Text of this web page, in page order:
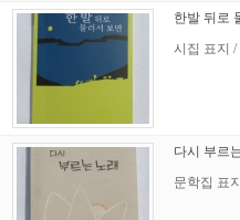
한발 뒤로
시집 표지 /
다시 부르
문학집 표